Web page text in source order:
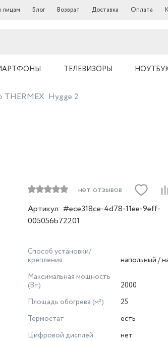
лицам Блог Возврат Доставка Оплата
ТЕЛЕВИЗОРЫ
THERMEX Hygge 2
нет отзывов
Артикул: #ece318ce-4d78-11ee-9eff-
005056b72201
Способ установки/
крепления
напольный /
Максимальная мощность
(Вт)
2000
Площадь обогрева (м²)
25
Термостат
есть
Цифровой дисплей
нет